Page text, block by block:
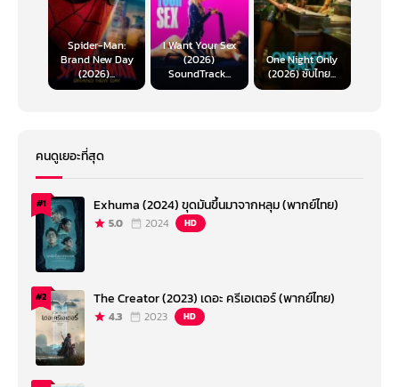
Spider-Man:
Brand New Day
(2026)...
I Want Your Sex
(2026)
SoundTrack...
One Night Only
(2026) ซับไทย...
คนดูเยอะที่สุด
#1 Exhuma (2024) ขุดมันขึ้นมาจากหลุม (พากย์ไทย)
5.0 2024 HD
#2 The Creator (2023) เดอะ ครีเอเตอร์ (พากย์ไทย)
4.3 2023 HD